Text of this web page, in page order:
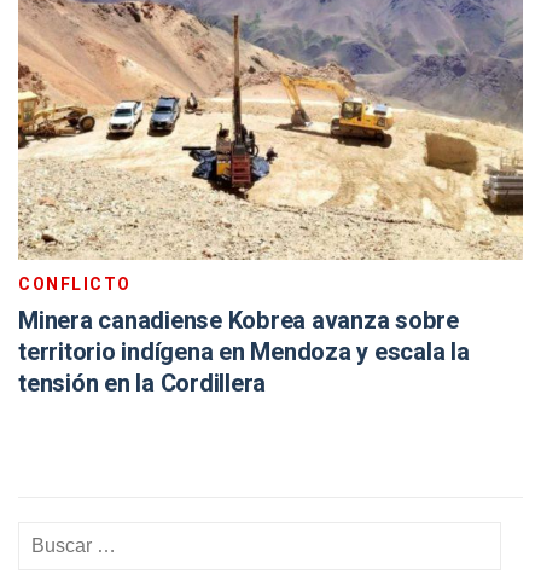
CONFLICTO
Minera canadiense Kobrea avanza sobre
territorio indígena en Mendoza y escala la
tensión en la Cordillera